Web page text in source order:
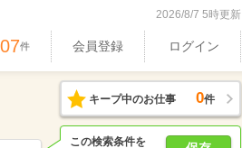
2026/8/7 5時更新
件 会員登録 ログイン
キープ中のお仕事 0件
この検索条件を